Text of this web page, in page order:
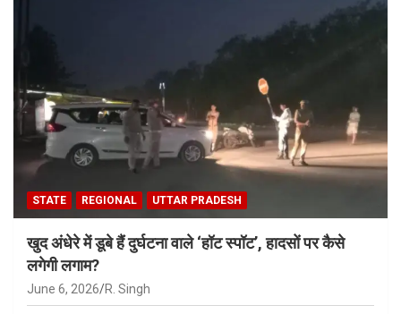
STATE REGIONAL UTTAR PRADESH
खुद अंधेरे में डूबे हैं दुर्घटना वाले ‘हॉट स्पॉट’, हादसों पर कैसे
लगेगी लगाम?
June 6, 2026 R. Singh